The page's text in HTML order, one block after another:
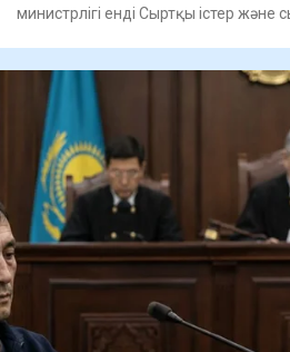
министрлігі енді Сыртқы істер және